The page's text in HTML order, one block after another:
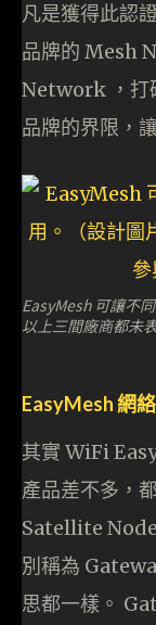
凡是獲得此認
品牌的 Mesh
Network ，打
品牌的界限，
EasyMesh 可讓不
以上三間廠商都未
EasyMesh 網
其實 WiFi
產品差不多，
Satellite
別稱為
思都一樣。